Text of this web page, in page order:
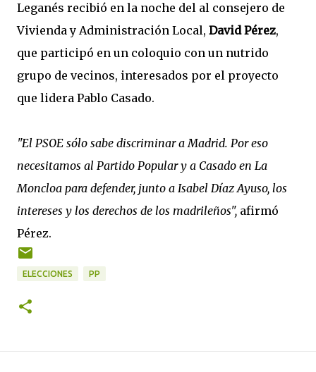
Leganés recibió en la noche del al consejero de
Vivienda y Administración Local, David Pérez,
que participó en un coloquio con un nutrido
grupo de vecinos, interesados por el proyecto
que lidera Pablo Casado.
"El PSOE sólo sabe discriminar a Madrid. Por eso
necesitamos al Partido Popular y a Casado en La
Moncloa para defender, junto a Isabel Díaz Ayuso, los
intereses y los derechos de los madrileños", afirmó
Pérez.
ELECCIONES PP